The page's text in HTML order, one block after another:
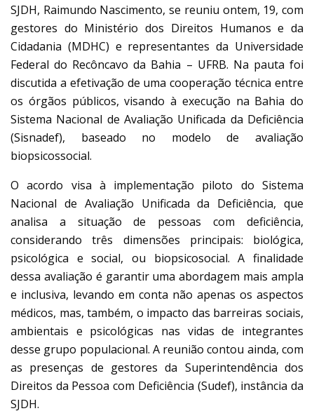
SJDH, Raimundo Nascimento, se reuniu ontem, 19, com
gestores do Ministério dos Direitos Humanos e da
Cidadania (MDHC) e representantes da Universidade
Federal do Recôncavo da Bahia – UFRB. Na pauta foi
discutida a efetivação de uma cooperação técnica entre
os órgãos públicos, visando à execução na Bahia do
Sistema Nacional de Avaliação Unificada da Deficiência
(Sisnadef), baseado no modelo de avaliação
biopsicossocial.
O acordo visa à implementação piloto do Sistema
Nacional de Avaliação Unificada da Deficiência, que
analisa a situação de pessoas com deficiência,
considerando três dimensões principais: biológica,
psicológica e social, ou biopsicosocial. A finalidade
dessa avaliação é garantir uma abordagem mais ampla
e inclusiva, levando em conta não apenas os aspectos
médicos, mas, também, o impacto das barreiras sociais,
ambientais e psicológicas nas vidas de integrantes
desse grupo populacional. A reunião contou ainda, com
as presenças de gestores da Superintendência dos
Direitos da Pessoa com Deficiência (Sudef), instância da
SJDH.